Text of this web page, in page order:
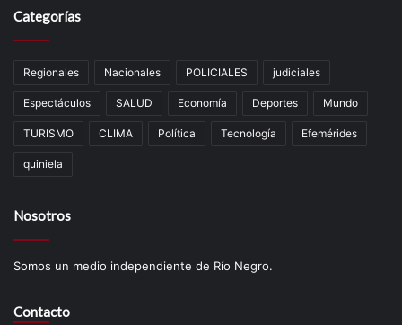
Categorías
Regionales Nacionales POLICIALES judiciales
Espectáculos SALUD Economía Deportes Mundo
TURISMO CLIMA Política Tecnología Efemérides
quiniela
Nosotros
Somos un medio independiente de Río Negro.
Contacto